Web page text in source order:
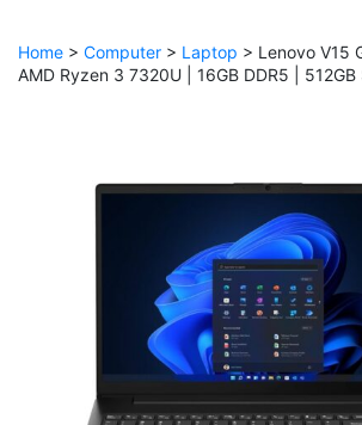
Home > Computer > Laptop > Lenovo V15
AMD Ryzen 3 7320U | 16GB DDR5 | 512GB